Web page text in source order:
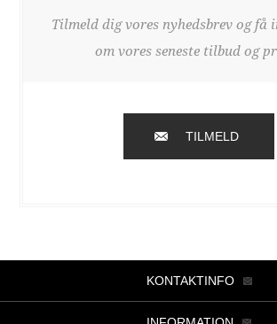
Tilmeld dig vores nyhedsbrev og få
om vores seneste tilbud og
TILMELD
KONTAKTINFO